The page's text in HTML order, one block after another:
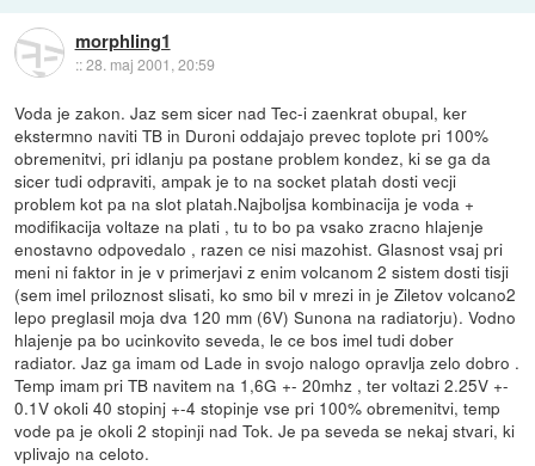
morphling1
::28. maj 2001, 20:59
Voda je zakon. Jaz sem sicer nad Tec-i zaenkrat obupal, ker
ekstermno naviti TB in Duroni oddajajo prevec toplote pri 100%
obremenitvi, pri idlanju pa postane problem kondez, ki se ga da
sicer tudi odpraviti, ampak je to na socket platah dosti vecji
problem kot pa na slot platah.Najboljsa kombinacija je voda +
modifikacija voltaze na plati , tu to bo pa vsako zracno hlajenje
enostavno odpovedalo , razen ce nisi mazohist. Glasnost vsaj pri
meni ni faktor in je v primerjavi z enim volcanom 2 sistem dosti tisji
(sem imel priloznost slisati, ko smo bil v mrezi in je Ziletov volcano2
lepo preglasil moja dva 120 mm (6V) Sunona na radiatorju). Vodno
hlajenje pa bo ucinkovito seveda, le ce bos imel tudi dober
radiator. Jaz ga imam od Lade in svojo nalogo opravlja zelo dobro .
Temp imam pri TB navitem na 1,6G +- 20mhz , ter voltazi 2.25V +-
0.1V okoli 40 stopinj +-4 stopinje vse pri 100% obremenitvi, temp
vode pa je okoli 2 stopinji nad Tok. Je pa seveda se nekaj stvari, ki
vplivajo na celoto.